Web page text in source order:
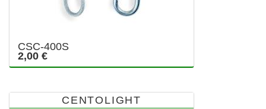
CSC-400S
2,00 €
CENTOLIGHT